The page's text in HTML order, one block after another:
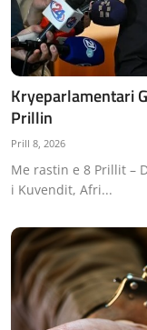
Kryeparlamentari
Prillin
Prill 8, 2026
Me rastin e 8 Prillit –
i Kuvendit, Afri...